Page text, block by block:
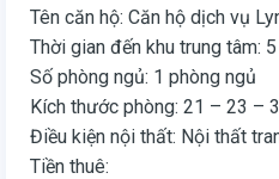
Tên căn hộ: Căn hộ dịch vụ
Thời gian đến khu trung tâm:
Số phòng ngủ: 1 phòng ngủ
Kích thước phòng: 21 – 23 –
Điều kiện nội thất: Nội thất
Tiền thuê: